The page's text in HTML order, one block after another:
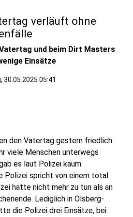
verläuft ohne
und beim Dirt Masters
Einsätze
30.05.2025 05:41
den Vatertag gestern friedlich
viele Menschen unterwegs
es laut Polizei kaum
Polizei spricht von einem total
hatte nicht mehr zu tun als an
Lediglich in Olsberg-
die Polizei drei Einsätze, bei